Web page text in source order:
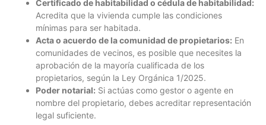
Certificado de habitabilidad o cédula de habitabilidad:
Acredita que la vivienda cumple las condiciones
mínimas para ser habitada.
Acta o acuerdo de la comunidad de propietarios: En
comunidades de vecinos, es posible que necesites la
aprobación de la mayoría cualificada de los
propietarios, según la Ley Orgánica 1/2025.
Poder notarial: Si actúas como gestor o agente en
nombre del propietario, debes acreditar representación
legal suficiente.